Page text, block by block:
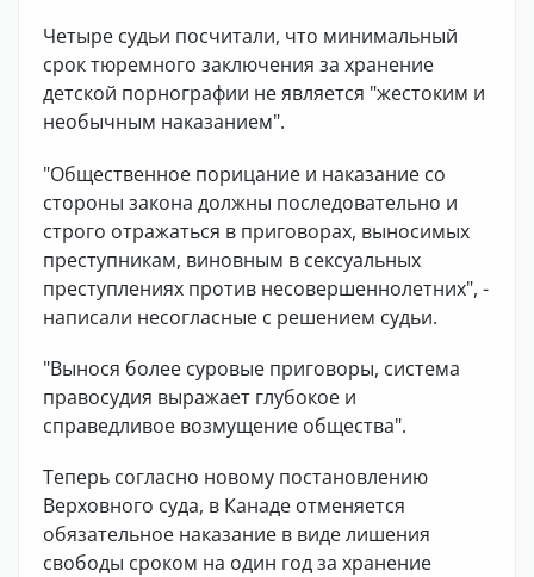
Четыре судьи посчитали, что минимальный
срок тюремного заключения за хранение
детской порнографии не является "жестоким и
необычным наказанием".
"Общественное порицание и наказание со
стороны закона должны последовательно и
строго отражаться в приговорах, выносимых
преступникам, виновным в сексуальных
преступлениях против несовершеннолетних", -
написали несогласные с решением судьи.
"Вынося более суровые приговоры, система
правосудия выражает глубокое и
справедливое возмущение общества".
Теперь согласно новому постановлению
Верховного суда, в Канаде отменяется
обязательное наказание в виде лишения
свободы сроком на один год за хранение